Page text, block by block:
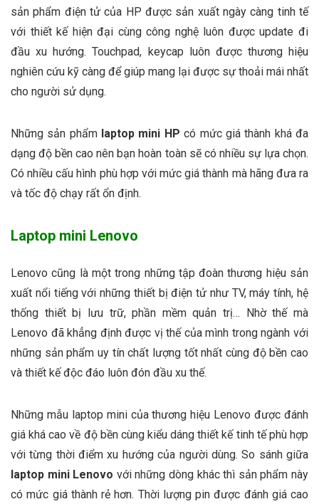
sản phẩm điện tử của HP được sản xuất ngày càng tinh tế
với thiết kế hiện đại cùng công nghệ luôn được update đi
đầu xu hướng. Touchpad, keycap luôn được thương hiệu
nghiên cứu kỹ càng để giúp mang lại được sự thoải mái nhất
cho người sử dụng.
Những sản phẩm laptop mini HP có mức giá thành khá đa
dạng độ bền cao nên bạn hoàn toàn sẽ có nhiều sự lựa chọn.
Có nhiều cấu hình phù hợp với mức giá thành mà hãng đưa ra
và tốc độ chạy rất ổn định.
Laptop mini Lenovo
Lenovo cũng là một trong những tập đoàn thương hiệu sản
xuất nổi tiếng với những thiết bị điện tử như TV, máy tính, hệ
thống thiết bị lưu trữ, phần mềm quản trị… Nhờ thế mà
Lenovo đã khẳng định được vị thế của mình trong ngành với
những sản phẩm uy tín chất lượng tốt nhất cùng độ bền cao
và thiết kế độc đáo luôn đón đầu xu thế.
Những mẫu laptop mini của thương hiệu Lenovo được đánh
giá khá cao về độ bền cùng kiểu dáng thiết kế tinh tế phù hợp
với từng thời điểm xu hướng của người dùng. So sánh giữa
laptop mini Lenovo với những dòng khác thì sản phẩm này
có mức giá thành rẻ hơn. Thời lượng pin được đánh giá cao